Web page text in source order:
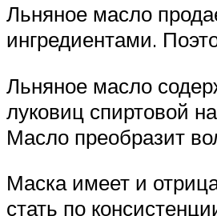
Льняное масло
ингредиентами.
Льняное масло
луковиц спиртовой
Масло преобразит
Маска имеет и
стать по